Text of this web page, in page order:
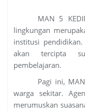
MAN 5
lingkungan
institusi
akan tercipta
pembelajaran.
Pagi ini,
warga sekitar.
merumuskan